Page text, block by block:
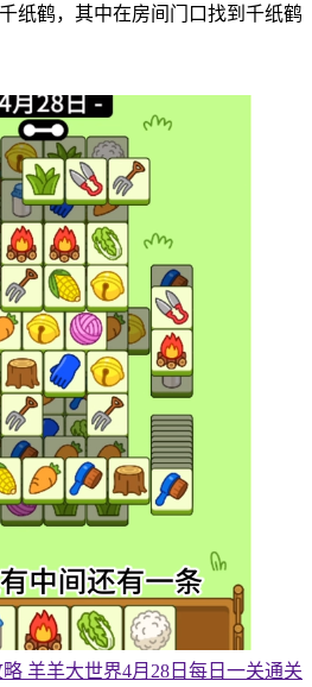
纸鹤，其中在房间门口找到千纸鹤
羊羊大世界4月28日每日一关通关